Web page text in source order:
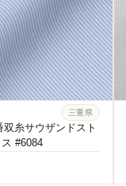
三重県
双糸サウザンドスト
#6084